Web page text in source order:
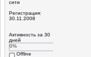
сити
Регистрация:
30.11.2008
Активность за 30
дней
0%
Offline